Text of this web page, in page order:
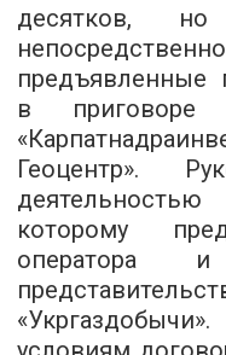
десятков,
предъявленные
в
Геоцентр».
которому
оператора